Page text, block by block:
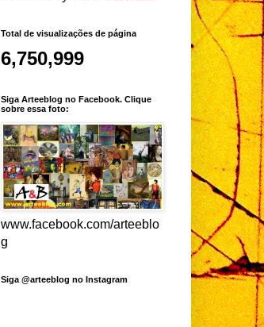
Total de visualizações de página
6,750,999
Siga Arteeblog no Facebook. Clique
sobre essa foto:
www.facebook.com/arteeblo
g
Siga @arteeblog no Instagram